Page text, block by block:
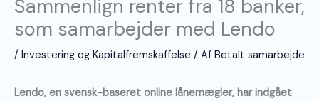
Sammenlign renter fra 18 banker,
som samarbejder med Lendo
/ Investering og Kapitalfremskaffelse / Af Betalt samarbejde
Lendo, en svensk-baseret online lånemægler, har indgået